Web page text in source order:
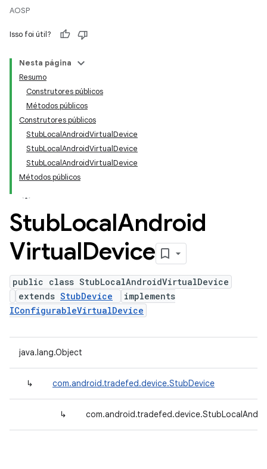
AOSP
Isso foi útil?
Nesta página
Resumo
Construtores públicos
Métodos públicos
Construtores públicos
StubLocalAndroidVirtualDevice
StubLocalAndroidVirtualDevice
StubLocalAndroidVirtualDevice
Métodos públicos
StubLocalAndroid
VirtualDevice
public class StubLocalAndroidVirtualDevice
extends StubDevice
implements
IConfigurableVirtualDevice
java.lang.Object
↳ com.android.tradefed.device.StubDevice
↳